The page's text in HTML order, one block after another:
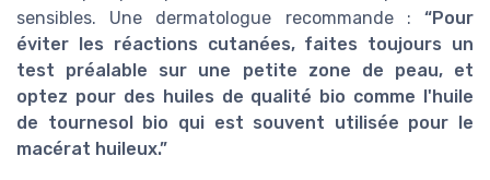
sensibles. Une dermatologue recommande : “Pour
éviter les réactions cutanées, faites toujours un
test préalable sur une petite zone de peau, et
optez pour des huiles de qualité bio comme l'huile
de tournesol bio qui est souvent utilisée pour le
macérat huileux.”